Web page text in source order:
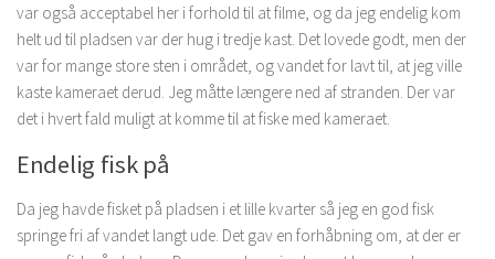
var også acceptabel her i forhold til at filme, og da jeg endelig kom
helt ud til pladsen var der hug i tredje kast. Det lovede godt, men der
var for mange store sten i området, og vandet for lavt til, at jeg ville
kaste kameraet derud. Jeg måtte længere ned af stranden. Der var
det i hvert fald muligt at komme til at fiske med kameraet.
Endelig fisk på
Da jeg havde fisket på pladsen i et lille kvarter så jeg en god fisk
springe fri af vandet langt ude. Det gav en forhåbning om, at der er